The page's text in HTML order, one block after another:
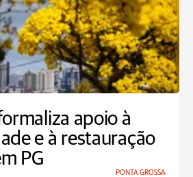
apoio à
e à restauração
PG
PONTA GROSSA